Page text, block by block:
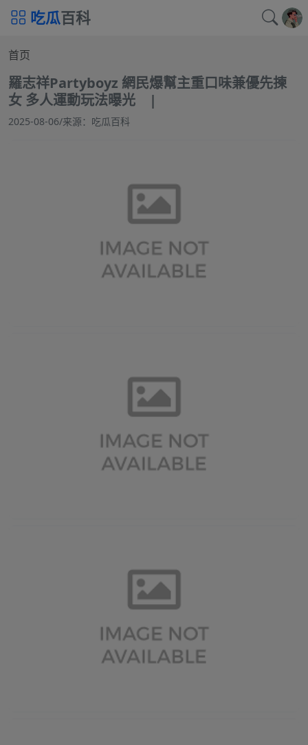
吃瓜百科
首页
羅志祥Partyboyz 網民爆幫主重口味兼優先揀
女 多人運動玩法曝光 |
2025-08-06/来源：吃瓜百科